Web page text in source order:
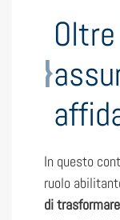
In questo
ruolo
di